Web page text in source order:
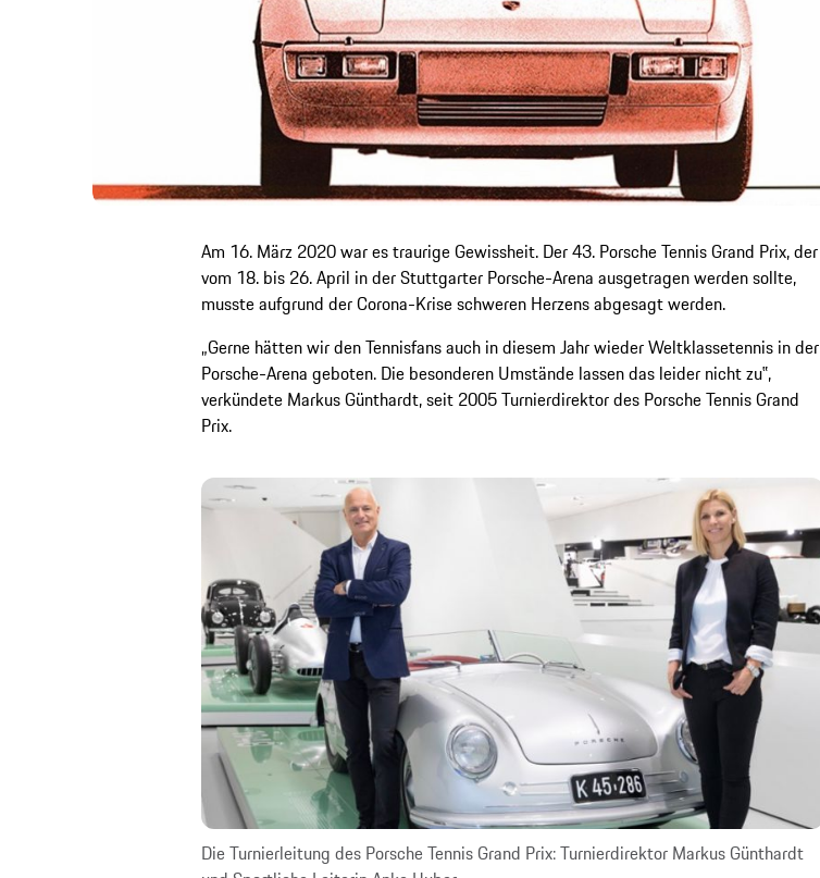
Am 16. März 2020 war es traurige Gewissheit. Der 43. Porsche Tennis Grand Prix, der
vom 18. bis 26. April in der Stuttgarter Porsche-Arena ausgetragen werden sollte,
musste aufgrund der Corona-Krise schweren Herzens abgesagt werden.
„Gerne hätten wir den Tennisfans auch in diesem Jahr wieder Weltklassetennis in der
Porsche-Arena geboten. Die besonderen Umstände lassen das leider nicht zu‟,
verkündete Markus Günthardt, seit 2005 Turnierdirektor des Porsche Tennis Grand
Prix.
Die Turnierleitung des Porsche Tennis Grand Prix: Turnierdirektor Markus Günthardt